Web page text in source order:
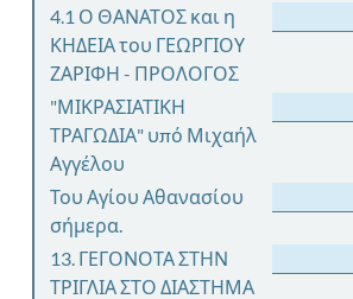
4.1 Ο ΘΑΝΑΤΟΣ και η
ΚΗΔΕΙΑ του ΓΕΩΡΓΙΟΥ
ΖΑΡΙΦΗ - ΠΡΟΛΟΓΟΣ
"ΜΙΚΡΑΣΙΑΤΙΚΗ
ΤΡΑΓΩΔΙΑ" υπό Μιχαήλ
Αγγέλου
Του Αγίου Αθανασίου
σήμερα.
13. ΓΕΓΟΝΟΤΑ ΣΤΗΝ
ΤΡΙΓΛΙΑ ΣΤΟ ΔΙΑΣΤΗΜΑ